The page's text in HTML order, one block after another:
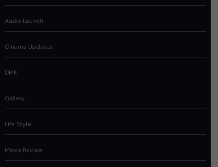
Audio Launch
Cinema Updates
DMK
Gallery
Life Style
Movie Review